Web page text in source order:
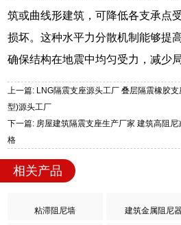
筑或曲线形建筑，可降低各支承点
损坏。这种水平力分散机制能够提
确保结构在地震中均匀受力，减少
上一篇: LNG隔震支座源头工厂 叠层隔震橡胶支
型)源头工厂
下一篇: 房屋建筑隔震支座生产厂家 建筑高阻
格
相关产品
粘滞阻尼墙 建筑金属阻尼